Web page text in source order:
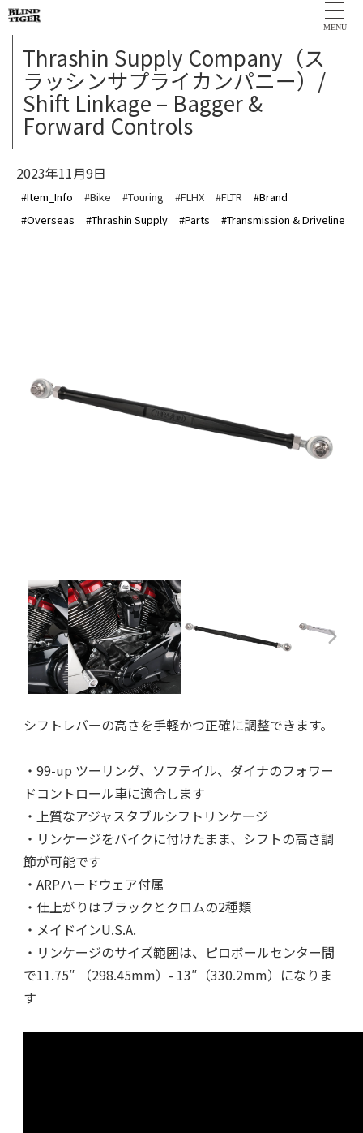
MENU
Thrashin Supply Company（ス
ラッシンサプライカンパニー）/
Shift Linkage – Bagger &
Forward Controls
2023年11月9日
#Item_Info #Bike #Touring #FLHX #FLTR
#Brand
#Overseas
#Thrashin Supply #Parts #Transmission & Driveline
シフトレバーの高さを手軽かつ正確に調整できます。
・99-up ツーリング、ソフテイル、ダイナのフォワー
ドコントロール車に適合します
・上質なアジャスタブルシフトリンケージ
・リンケージをバイクに付けたまま、シフトの高さ調
節が可能です
・ARPハードウェア付属
・仕上がりはブラックとクロムの2種類
・メイドインU.S.A.
・リンケージのサイズ範囲は、ピロボールセンター間
で11.75″ （298.45mm）- 13″（330.2mm）になりま
す